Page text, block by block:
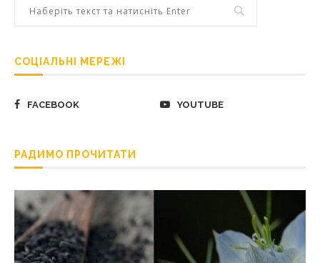
СОЦІАЛЬНІ МЕРЕЖІ
FACEBOOK YOUTUBE
РАДИМО ПРОЧИТАТИ